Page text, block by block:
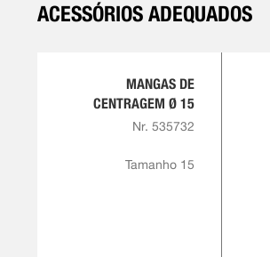
ACESSÓRIOS ADEQUADOS
MANGAS DE
CENTRAGEM Ø 15
Nr. 535732
Tamanho 15